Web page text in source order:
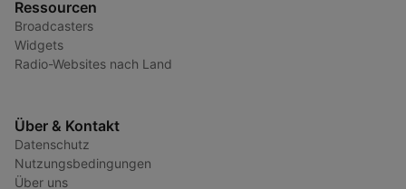
Ressourcen
Broadcasters
Widgets
Radio-Websites nach Land
Über & Kontakt
Datenschutz
Nutzungsbedingungen
Über uns